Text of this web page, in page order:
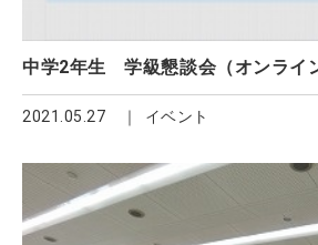
中学2年生 学級懇談会（オンライ
2021.05.27 イベント